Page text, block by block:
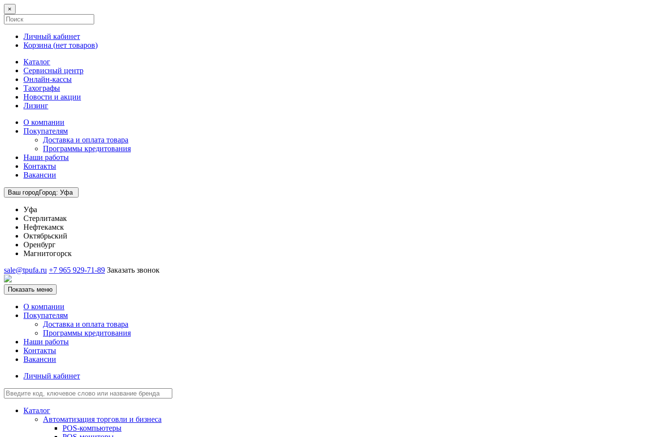
×
Личный кабинет
Корзина (нет товаров)
Каталог
Сервисный центр
Онлайн-кассы
Тахографы
Новости и акции
Лизинг
О компании
Покупателям
Доставка и оплата товара
Программы кредитования
Наши работы
Контакты
Вакансии
Ваш городГород: Уфа
Уфа
Стерлитамак
Нефтекамск
Октябрьский
Оренбург
Магнитогорск
sale@tpufa.ru +7 965 929-71-89 Заказать звонок
Показать меню
О компании
Покупателям
Доставка и оплата товара
Программы кредитования
Наши работы
Контакты
Вакансии
Личный кабинет
Каталог
Автоматизация торговли и бизнеса
POS-компьютеры